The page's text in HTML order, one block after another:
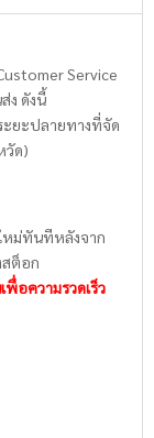
Service
ง ดังนี้
ยะปลายทางที่จัด
วัด)
หม่ทันทีหลังจาก
สต็อก
อความรวดเร็ว